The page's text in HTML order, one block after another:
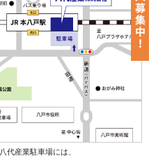
八代産業駐車場には、